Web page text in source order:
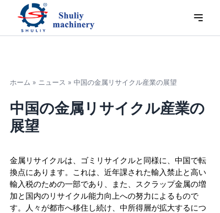
ホーム » ニュース » 中国の金属リサイクル産業の展望
中国の金属リサイクル産業の
展望
金属リサイクルは、ゴミリサイクルと同様に、中国で転
換点にあります。これは、近年課された輸入禁止と高い
輸入税のための一部であり、また、スクラップ金属の増
加と国内のリサイクル能力向上への努力によるもので
す。人々が都市へ移住し続け、中所得層が拡大するにつ